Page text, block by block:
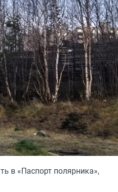
в «Паспорт полярника»,